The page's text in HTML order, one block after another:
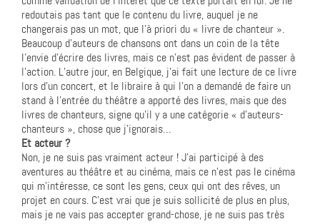
redoutais pas tant que le contenu du livre, auquel je ne
changerais pas un mot, que l’à priori du « livre de chanteur ».
Beaucoup d’auteurs de chansons ont dans un coin de la tête
l’envie d’écrire des livres, mais ce n’est pas évident de passer à
l’action. L’autre jour, en Belgique, j’ai fait une lecture de ce livre
lors d’un concert, et le libraire à qui l’on a demandé de faire un
stand à l’entrée du théâtre a apporté des livres, mais que des
livres de chanteurs, signe qu’il y a une catégorie « d’auteurs-
chanteurs », chose que j’ignorais…
Et acteur ?
Non, je ne suis pas vraiment acteur ! J’ai participé à des
aventures au théâtre et au cinéma, mais ce n’est pas le cinéma
qui m’intéresse, ce sont les gens, ceux qui ont des rêves, un
projet en cours. C’est vrai que je suis sollicité de plus en plus,
mais je ne vais pas accepter grand-chose, je ne suis pas très